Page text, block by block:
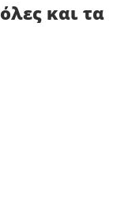
και τα